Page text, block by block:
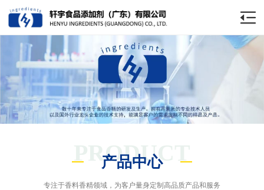
PRODUCT
产品中心
专注于香料香精领域，为客户量身定制高品质产品和服务